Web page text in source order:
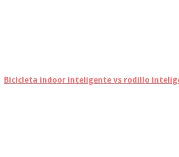
Bicicleta indoor inteligente vs rodillo